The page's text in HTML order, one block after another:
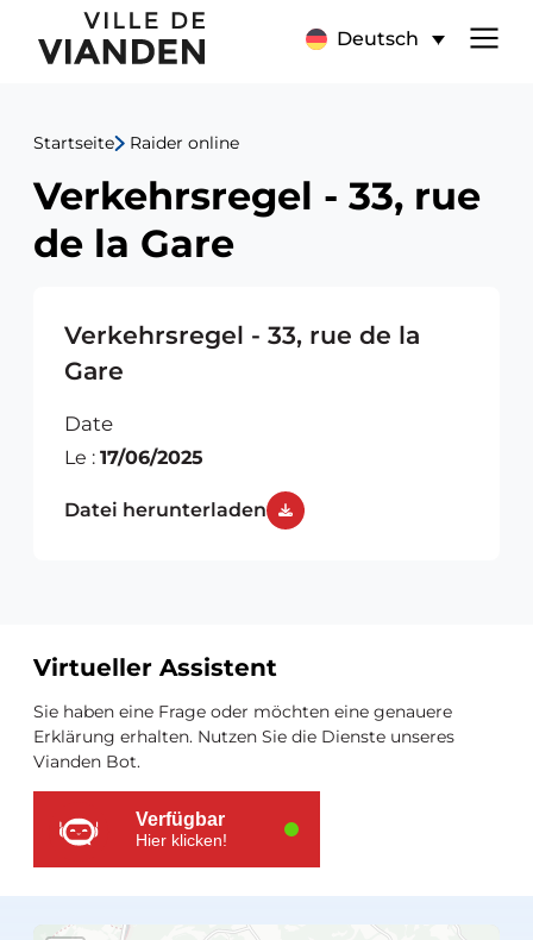
Verkehrsregel
33,
rue
de
Gare
Deutsch
Hauptnavigationsmenü
Startseite Raider online
Verkehrsregel - 33, rue
de la Gare
Verkehrsregel - 33, rue de la
Gare
Date
Le : 17/06/2025
Datei herunterladen
Zusätzliche
Ressourcen
Virtueller Assistent
Sie haben eine Frage oder möchten eine genauere
Erklärung erhalten. Nutzen Sie die Dienste unseres
Vianden Bot.
Verfügbar
Hier klicken!